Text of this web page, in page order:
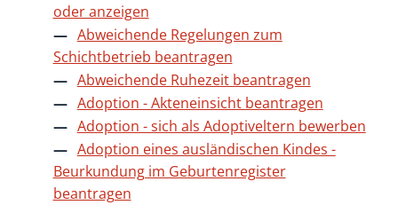
oder anzeigen
Abweichende Regelungen zum
Schichtbetrieb beantragen
Abweichende Ruhezeit beantragen
Adoption - Akteneinsicht beantragen
Adoption - sich als Adoptiveltern bewerben
Adoption eines ausländischen Kindes -
Beurkundung im Geburtenregister
beantragen